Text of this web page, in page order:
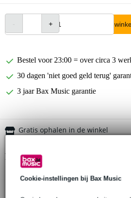
Cookie-instellingen bij Bax Music
In
Bestel voor 23:00 = over circa 3
30 dagen 'niet goed geld terug'
3 jaar Bax Music garantie
Gratis ophalen in de winkel
Productinformatie
slagplaat